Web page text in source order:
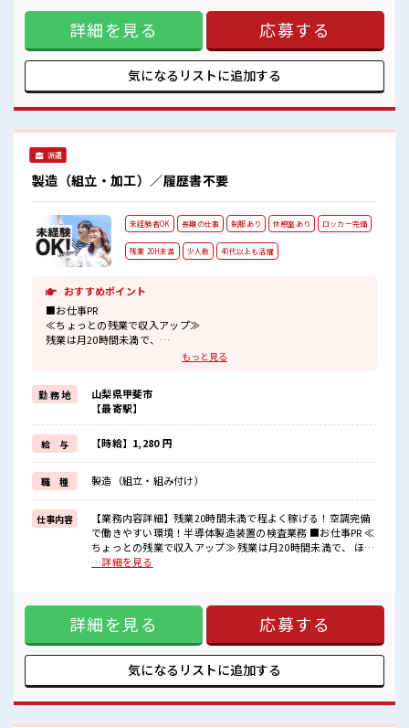
私物の置きすぎには注意が必要ですね★
≪初めての仕事だけど自分にもできそう≫ 新しいことにチャ
レンジするのは不安だけど、 しっかり働く環境が整っていま
す！ イチからスキルUP・ステップUP目指していきましょ
う！ ≪自分に向いている仕事が探せる≫ 困った事などがあれ
ば、 担当がしっかりサポートします！ ■職場の雰囲気 少人数
ですぐに馴染むことができそう♪ アットホームな環境☆ 休憩
の置きすぎには注意が必要ですね★
詳細を見る 応募する
気になるリストに追加する
派遣
製造（組立・加工）／履歴書不要
未経験者OK 長期の仕事 制服あり 休憩室あり ロッカー完備
残業 20H未満 少人数 40代以上も活躍
おすすめポイント
■お仕事PR
≪ちょっとの残業で収入アップ≫
残業は月20時間未満で、
制服があるので、
毎日の服装の悩み解消♪
≪初めての仕事だけど自分にもできそう≫
新しいことにチャレンジするのは不安だけど、
しっかり働く環境が整っています！
イチからスキルUP・ステップUP目指していきましょう！
≪様々なお仕事をご提案≫
一人で悩まず気軽に相談できる、
派遣のお仕事です！
■職場の雰囲気
一緒に働く仲間ともなじみやすい少人数の職場☆
一息つける休憩スペースもあります！
程よく残業あり！
もっと見る
勤 務 地
山梨県甲斐市
【最寄駅】
給 与 【時給】1,280 円
職 種 製造（組立・組み付け）
仕事内容
【業務内容詳細】残業20時間未満で程よく稼げる！空調完備
で働きやすい環境！半導体製造装置の検査業務 ■お仕事PR ≪
ちょっとの残業で収入アップ≫ 残業は月20時間未満で、 ほど
よく稼げます♪ ≪機能的な制服アリ≫ 制服があるので、 毎日
く環境が整っています！ イチからスキルUP・ステップUP目
指していきましょう！ ≪様々なお仕事をご提案≫ 一人で悩ま
ず気軽に相談できる、 派遣のお仕事です！ ■職場の雰囲気 一
緒に働く仲間ともなじみやすい少人数の職場☆ 一息つける休
憩スペースもあります！ 持ち物が多いあなたにもぴったり☆
ロッカー付き職場♪ 程よく残業あり！
…詳細を見る
詳細を見る 応募する
気になるリストに追加する